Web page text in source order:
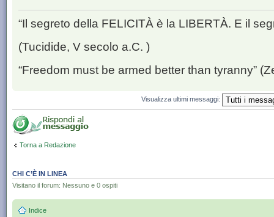
“Il segreto della FELICITÀ è la LIBERTÀ. E il
(Tucidide, V secolo a.C. )
“Freedom must be armed better than tyranny”
Visualizza ultimi messaggi:
Torna a Redazione
CHI C’È IN LINEA
Visitano il forum: Nessuno e 0 ospiti
Indice